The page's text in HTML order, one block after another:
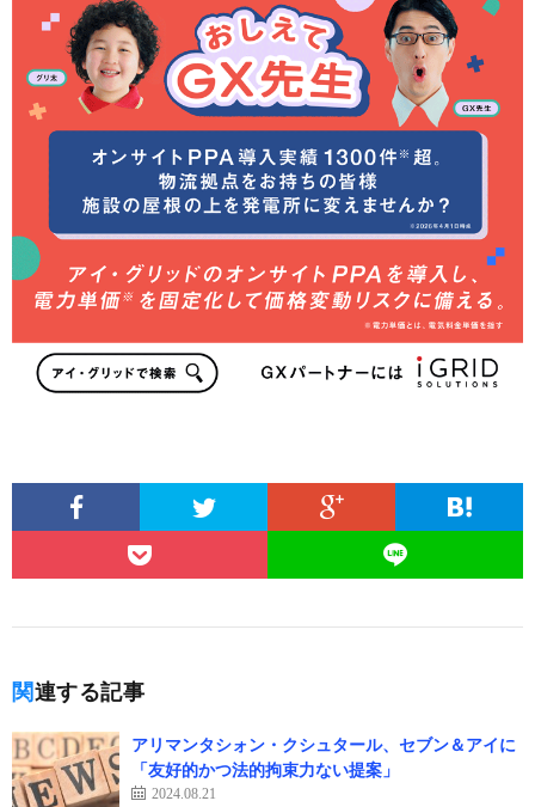
関連する記事
アリマンタシォン・クシュタール、セブン＆アイに
「友好的かつ法的拘束力ない提案」
2024.08.21